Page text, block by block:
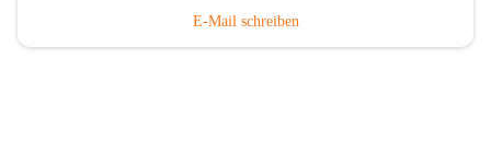
E-Mail schreiben